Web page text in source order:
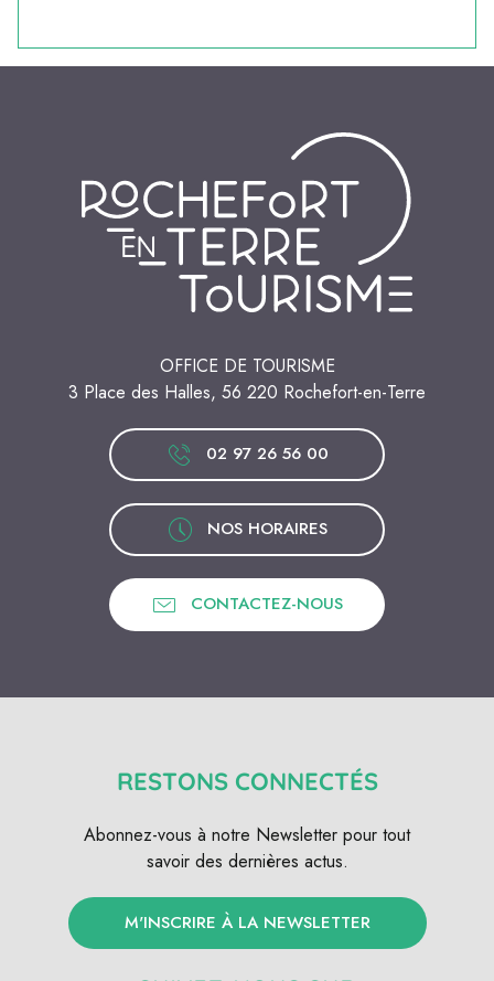
OFFICE DE TOURISME
3 Place des Halles, 56 220 Rochefort-en-Terre
02 97 26 56 00
NOS HORAIRES
CONTACTEZ-NOUS
RESTONS CONNECTÉS
Abonnez-vous à notre Newsletter pour tout
savoir des dernières actus.
M'INSCRIRE À LA NEWSLETTER